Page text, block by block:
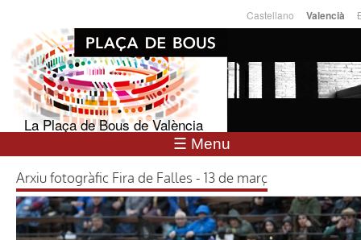
contingut
Llengües
Castellano Valencià
La Plaça de Bous de València
☰ Menu
Arxiu fotogràfic Fira de Falles - 13 de març